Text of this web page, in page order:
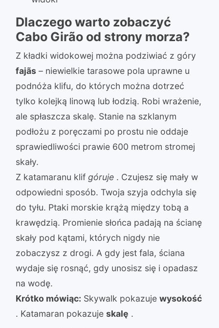
Dlaczego warto zobaczyć
Cabo Girão od strony morza?
Z kładki widokowej można podziwiać z góry
fajãs – niewielkie tarasowe pola uprawne u
podnóża klifu, do których można dotrzeć
tylko kolejką linową lub łodzią. Robi wrażenie,
ale spłaszcza skalę. Stanie na szklanym
podłożu z poręczami po prostu nie oddaje
sprawiedliwości prawie 600 metrom stromej
skały.
Z katamaranu klif góruje . Czujesz się mały w
odpowiedni sposób. Twoja szyja odchyla się
do tyłu. Ptaki morskie krążą między tobą a
krawędzią. Promienie słońca padają na ścianę
skały pod kątami, których nigdy nie
zobaczysz z drogi. A gdy jest fala, ściana
wydaje się rosnąć, gdy unosisz się i opadasz
na wodę.
Krótko mówiąc: Skywalk pokazuje wysokość
. Katamaran pokazuje skalę .